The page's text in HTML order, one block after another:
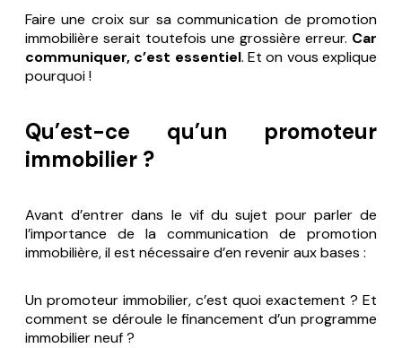
Faire une croix sur sa communication de promotion
immobilière serait toutefois une grossière erreur. Car
communiquer, c’est essentiel. Et on vous explique
pourquoi !
Qu’est-ce qu’un promoteur
immobilier ?
Avant d’entrer dans le vif du sujet pour parler de
l’importance de la communication de promotion
immobilière, il est nécessaire d’en revenir aux bases :
Un promoteur immobilier, c’est quoi exactement ? Et
comment se déroule le financement d’un programme
immobilier neuf ?